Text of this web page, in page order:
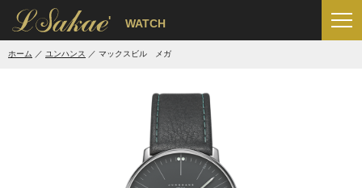
' WATCH
ホーム ユンハンス マックスビル メガ